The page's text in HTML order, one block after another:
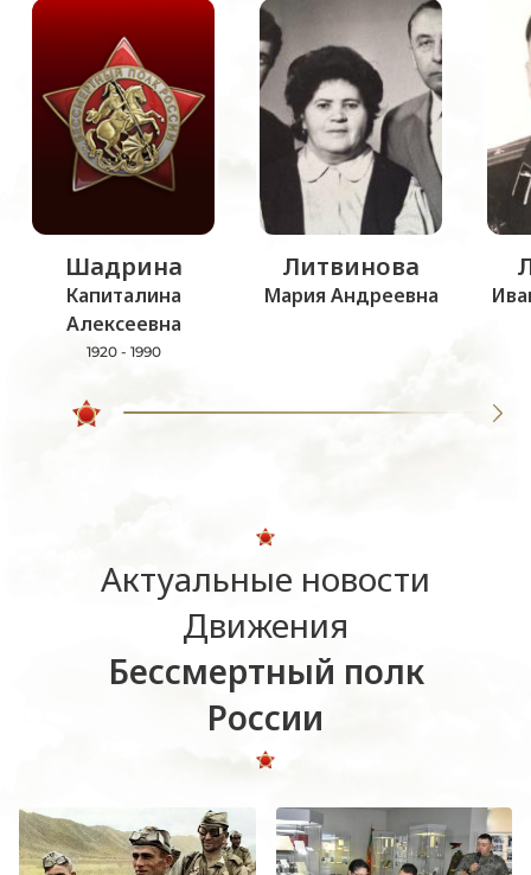
Шадрина
Капиталина
Алексеевна
1920 - 1990
Литвинова
Мария Андреевна
Актуальные новости
Движения
Бессмертный полк
России